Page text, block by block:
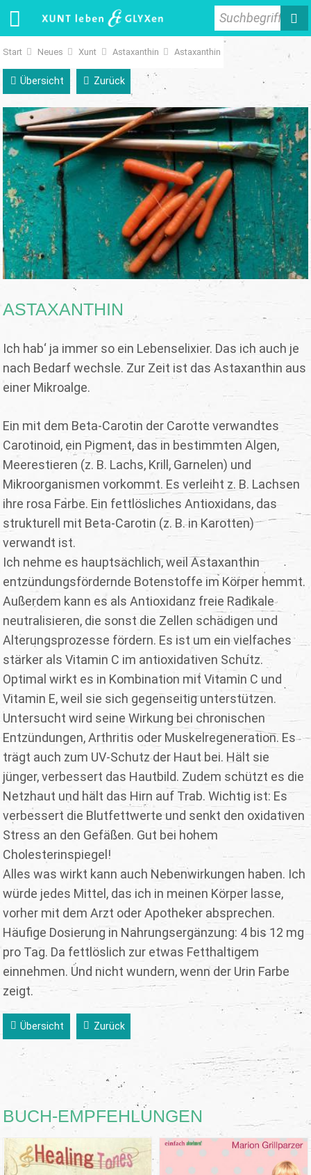
Suchbegriff
Start Neues Xunt Astaxanthin Astaxanthin
Übersicht Zurück
ASTAXANTHIN
Ich hab‘ ja immer so ein Lebenselixier. Das ich auch je
nach Bedarf wechsle. Zur Zeit ist das Astaxanthin aus
einer Mikroalge.
Ein mit dem Beta-Carotin der Carotte verwandtes
Carotinoid, ein Pigment, das in bestimmten Algen,
Meerestieren (z. B. Lachs, Krill, Garnelen) und
Mikroorganismen vorkommt. Es verleiht z. B. Lachsen
ihre rosa Farbe. Ein fettlösliches Antioxidans, das
strukturell mit Beta-Carotin (z. B. in Karotten)
verwandt ist.
Ich nehme es hauptsächlich, weil Astaxanthin
entzündungsfördernde Botenstoffe im Körper hemmt.
Außerdem kann es als Antioxidanz freie Radikale
neutralisieren, die sonst die Zellen schädigen und
Alterungsprozesse fördern. Es ist um ein vielfaches
stärker als Vitamin C im antioxidativen Schutz.
Optimal wirkt es in Kombination mit Vitamin C und
Vitamin E, weil sie sich gegenseitig unterstützen.
Untersucht wird seine Wirkung bei chronischen
Entzündungen, Arthritis oder Muskelregeneration. Es
trägt auch zum UV-Schutz der Haut bei. Hält sie
jünger, verbessert das Hautbild. Zudem schützt es die
Netzhaut und hält das Hirn auf Trab. Wichtig ist: Es
verbessert die Blutfettwerte und senkt den oxidativen
Stress an den Gefäßen. Gut bei hohem
Cholesterinspiegel!
Alles was wirkt kann auch Nebenwirkungen haben. Ich
würde jedes Mittel, das ich in meinen Körper lasse,
vorher mit dem Arzt oder Apotheker absprechen.
Häufige Dosierung in Nahrungsergänzung: 4 bis 12 mg
pro Tag. Da fettlöslich zur etwas Fetthaltigem
einnehmen. Und nicht wundern, wenn der Urin Farbe
zeigt.
Übersicht Zurück
BUCH-EMPFEHLUNGEN